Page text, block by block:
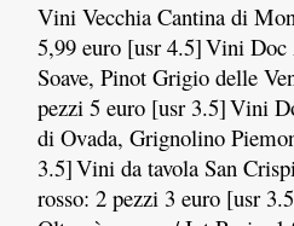
Vini Vecchia Cantina di
5,99 euro [usr 4.5]Vini Doc
Soave, Pinot Grigio delle
pezzi 5 euro [usr 3.5]Vini
di Ovada, Grignolino
3.5]Vini da tavola San
rosso: 2 pezzi 3 euro [usr